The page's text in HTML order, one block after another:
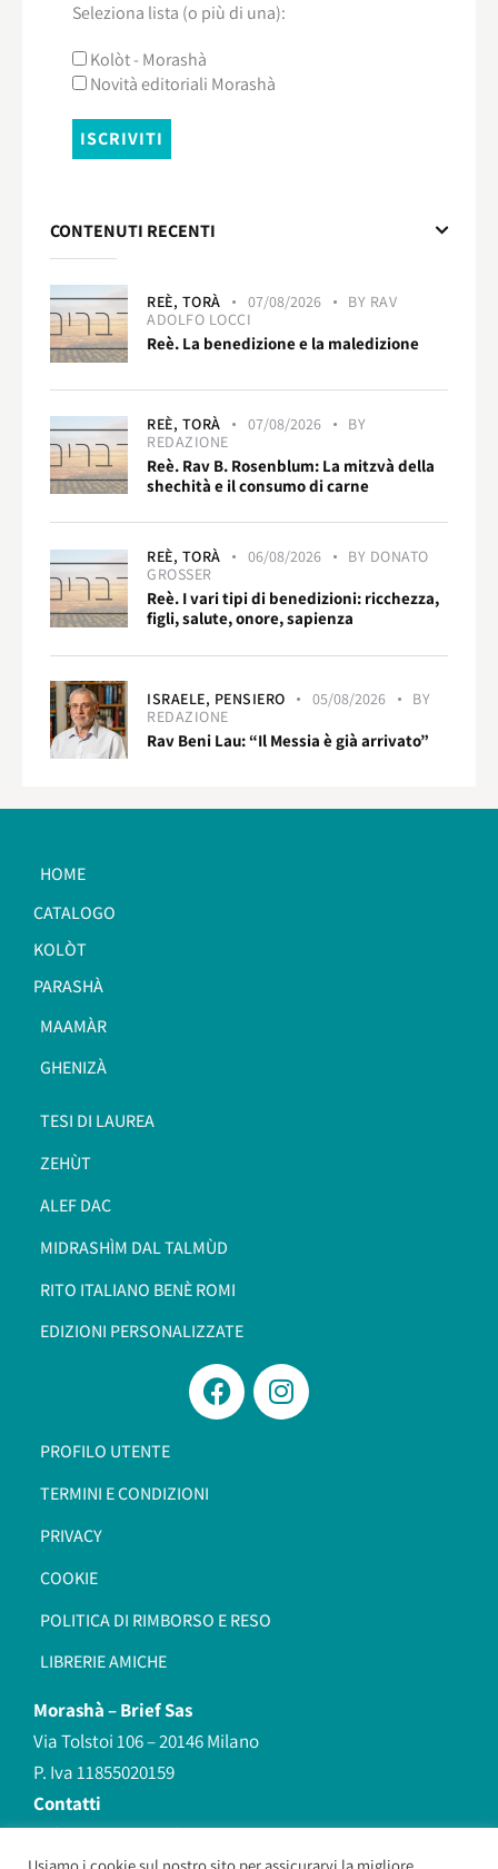
Seleziona lista (o più di una):
Kolòt - Morashà
Novità editoriali Morashà
CONTENUTI RECENTI
REÈ, TORÀ 07/08/2026 BY RAV
ADOLFO LOCCI
Reè. La benedizione e la maledizione
REÈ, TORÀ 07/08/2026
BY
REDAZIONE
Reè. Rav B. Rosenblum: La mitzvà della
shechità e il consumo di carne
REÈ, TORÀ 06/08/2026 BY DONATO
GROSSER
Reè. I vari tipi di benedizioni: ricchezza,
figli, salute, onore, sapienza
ISRAELE, PENSIERO 05/08/2026
BY
REDAZIONE
Rav Beni Lau: “Il Messia è già arrivato”
HOME
CATALOGO
KOLÒT
PARASHÀ
MAAMÀR
GHENIZÀ
TESI DI LAUREA
ZEHÙT
ALEF DAC
MIDRASHÌM DAL TALMÙD
RITO ITALIANO BENÈ ROMI​
EDIZIONI PERSONALIZZATE
PROFILO UTENTE
TERMINI E CONDIZIONI
PRIVACY
COOKIE
POLITICA DI RIMBORSO E RESO
LIBRERIE AMICHE
Morashà –Brief Sas
Via Tolstoi 106 – 20146 Milano
P. Iva 11855020159
Contatti
redazione@morasha.it